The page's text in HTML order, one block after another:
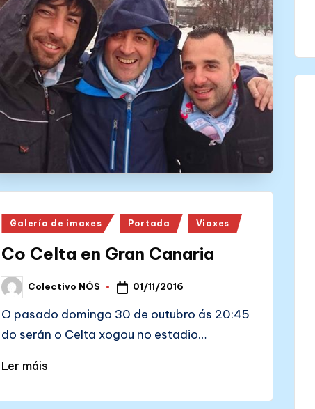
Posted
Galería de imaxes Portada Viaxes
Co Celta en Gran Canaria
Posted
by
Colectivo NÓS 01/11/2016
O pasado domingo 30 de outubro ás 20:45
do serán o Celta xogou no estadio…
Ler máis